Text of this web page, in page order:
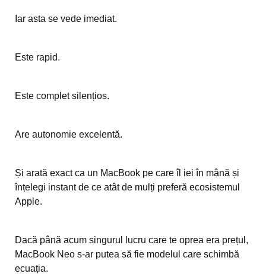
Iar asta se vede imediat.
Este rapid.
Este complet silențios.
Are autonomie excelentă.
Și arată exact ca un MacBook pe care îl iei în mână și
înțelegi instant de ce atât de mulți preferă ecosistemul
Apple.
Dacă până acum singurul lucru care te oprea era prețul,
MacBook Neo s-ar putea să fie modelul care schimbă
ecuația.